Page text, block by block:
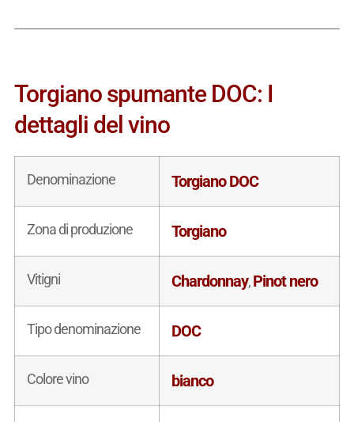
Torgiano spumante DOC: I
dettagli del vino
Denominazione Torgiano DOC
Zona di produzione Torgiano
Vitigni Chardonnay,Pinot nero
Tipo denominazione DOC
Colore vino bianco